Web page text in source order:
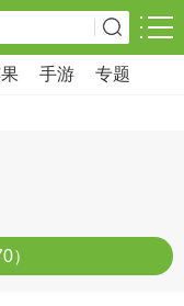
手游 专题
）